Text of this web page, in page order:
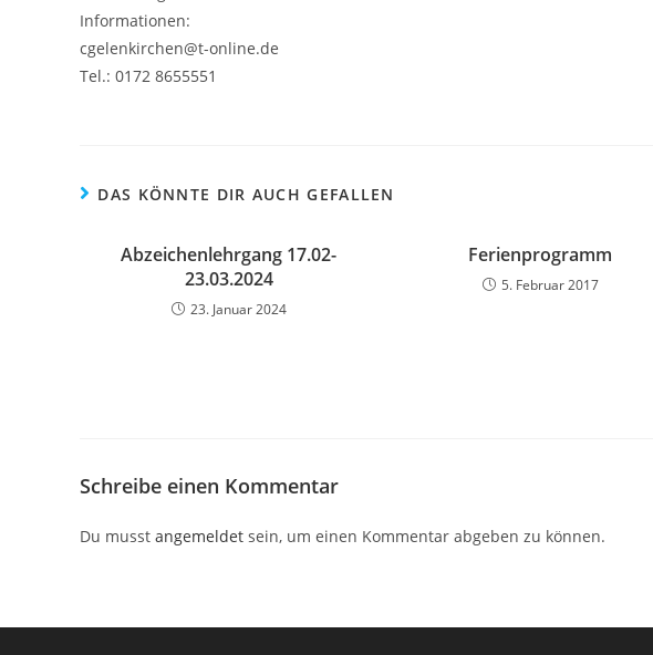
Informationen:
cgelenkirchen@t-online.de
Tel.: 0172 8655551
DAS KÖNNTE DIR AUCH GEFALLEN
Abzeichenlehrgang 17.02-
23.03.2024
23. Januar 2024
Ferienprogramm
5. Februar 2017
Schreibe einen Kommentar
Du musst angemeldet sein, um einen Kommentar abgeben zu können.